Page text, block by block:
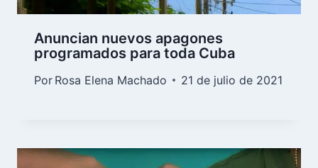
Anuncian nuevos apagones
programados para toda Cuba
Por Rosa Elena Machado 21 de julio de 2021